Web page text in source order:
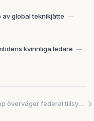
global teknikjätte —
kvinnliga ledare —
Trump överväger federal tillsyn av AI – vändning från avregleringslinje